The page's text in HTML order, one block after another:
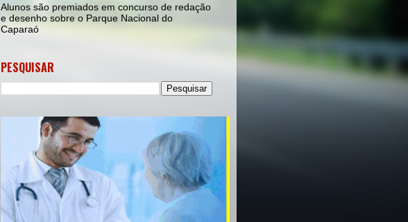
Alunos são premiados em concurso de redação
e desenho sobre o Parque Nacional do
Caparaó
PESQUISAR